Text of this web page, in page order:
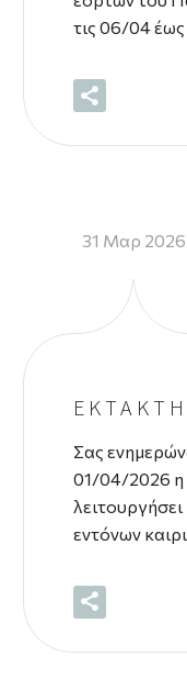
τις 06/04
31 Μαρ 2026
Σας
01/04/2026 η
εντόνων